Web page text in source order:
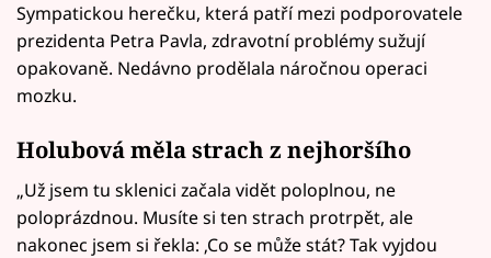
Sympatickou herečku, která patří mezi podporovatele
prezidenta Petra Pavla, zdravotní problémy sužují
opakovaně. Nedávno prodělala náročnou operaci
mozku.
Holubová měla strach z nejhoršího
„Už jsem tu sklenici začala vidět poloplnou, ne
poloprázdnou. Musíte si ten strach protrpět, ale
nakonec jsem si řekla: ‚Co se může stát? Tak vyjdou